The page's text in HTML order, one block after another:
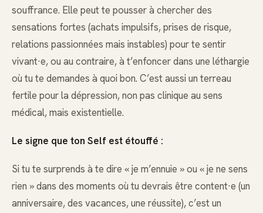
souffrance. Elle peut te pousser à chercher des
sensations fortes (achats impulsifs, prises de risque,
relations passionnées mais instables) pour te sentir
vivant·e, ou au contraire, à t’enfoncer dans une léthargie
où tu te demandes à quoi bon. C’est aussi un terreau
fertile pour la dépression, non pas clinique au sens
médical, mais existentielle.
Le signe que ton Self est étouffé :
Si tu te surprends à te dire « je m’ennuie » ou « je ne sens
rien » dans des moments où tu devrais être content·e (un
anniversaire, des vacances, une réussite), c’est un